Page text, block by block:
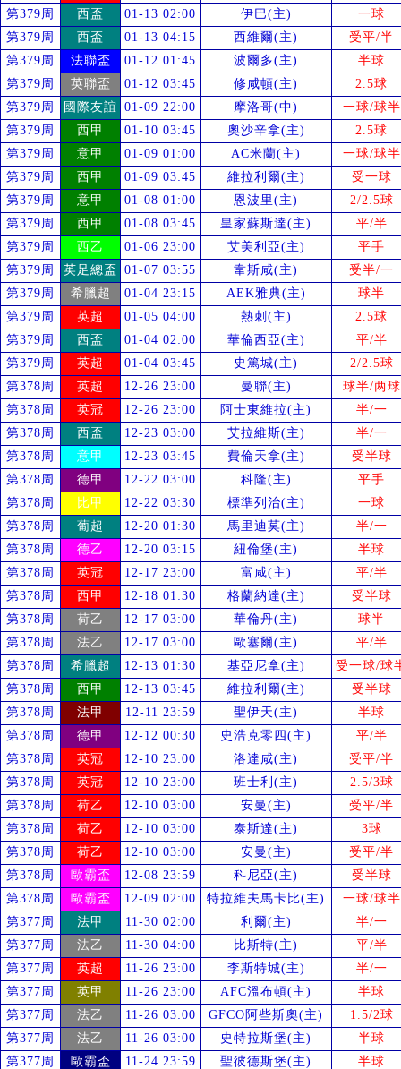
第379周
西盃 01-13 02:00 伊巴(主)
一球
第379周
西盃 01-13 04:15 西維爾(主) 受平/半
第379周
法聯盃 01-12 01:45 波爾多(主)
半球
第379周
英聯盃 01-12 03:45 修咸頓(主)
2.5球
第379周
國際友誼 01-09 22:00 摩洛哥(中)
一球/球半
第379周
西甲 01-10 03:45 奧沙辛拿(主)
2.5球
第379周
意甲 01-09 01:00 AC米蘭(主)
一球/球半
第379周
西甲 01-09 03:45 維拉利爾(主) 受一球
第379周
意甲 01-08 01:00 恩波里(主)
2/2.5球
第379周
西甲 01-08 03:45 皇家蘇斯達(主)
平/半
第379周
西乙 01-06 23:00 艾美利亞(主)
平手
第379周
英足總盃 01-07 03:55 韋斯咸(主) 受半/一
第379周
希臘超 01-04 23:15 AEK雅典(主)
球半
第379周
英超 01-05 04:00 熱刺(主)
2.5球
第379周
西盃 01-04 02:00 華倫西亞(主)
平/半
第379周
英超 01-04 03:45 史篤城(主)
2/2.5球
第378周
英超 12-26 23:00 曼聯(主)
球半/两球
第378周
英冠 12-26 23:00 阿士東維拉(主)
半/一
第378周
西盃 12-23 03:00 艾拉維斯(主)
半/一
第378周
意甲 12-23 03:45 費倫天拿(主) 受半球
第378周
德甲 12-22 03:00 科隆(主)
平手
第378周
比甲 12-22 03:30 標準列治(主)
一球
第378周
葡超 12-20 01:30 馬里迪莫(主)
半/一
第378周
德乙 12-20 03:15 紐倫堡(主)
半球
第378周
英冠 12-17 23:00 富咸(主)
平/半
第378周
西甲 12-18 01:30 格蘭納達(主) 受半球
第378周
荷乙 12-17 03:00 華倫丹(主)
球半
第378周
法乙 12-17 03:00 歐塞爾(主)
平/半
第378周
希臘超 12-13 01:30 基亞尼拿(主) 受一球/球
第378周
西甲 12-13 03:45 維拉利爾(主) 受半球
第378周
法甲 12-11 23:59 聖伊天(主)
半球
第378周
德甲 12-12 00:30 史浩克零四(主)
平/半
第378周
英冠 12-10 23:00 洛達咸(主) 受平/半
第378周
英冠 12-10 23:00 班士利(主)
2.5/3球
第378周
荷乙 12-10 03:00 安曼(主) 受平/半
第378周
荷乙 12-10 03:00 泰斯達(主)
3球
第378周
荷乙 12-10 03:00 安曼(主) 受平/半
第378周
歐霸盃 12-08 23:59 科尼亞(主) 受半球
第378周
歐霸盃 12-09 02:00 特拉維夫馬卡比(主)
一球/球半
第377周
法甲 11-30 02:00 利爾(主)
半/一
第377周
法乙 11-30 04:00 比斯特(主)
平/半
第377周
英超 11-26 23:00 李斯特城(主)
半/一
第377周
英甲 11-26 23:00 AFC溫布頓(主)
半球
第377周
法乙 11-26 03:00 GFCO阿些斯奧(主)
1.5/2球
第377周
法乙 11-26 03:00 史特拉斯堡(主)
半球
第377周
歐霸盃 11-24 23:59 聖彼德斯堡(主)
半球